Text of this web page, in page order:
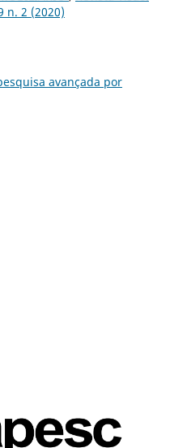
n. 2 (2020)
avançada por